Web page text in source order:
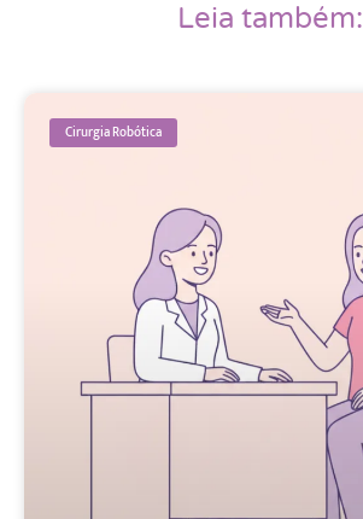
Leia também:
Cirurgia Robótica